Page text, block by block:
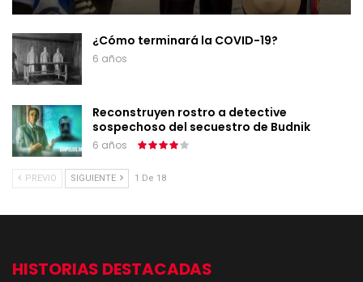
¿Cómo terminará la COVID-19?
6 años
Reconstruyen rostro a detective
sospechoso del secuestro de Budnik
6 años
PREVIO SIGUIENTE 1 De 18
HISTORIAS DESTACADAS